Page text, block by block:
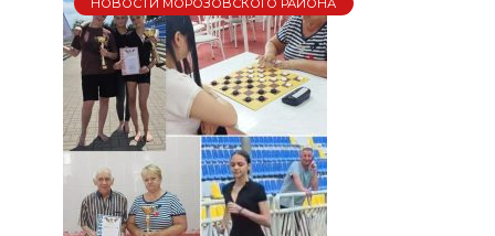
НОВОСТИ МОРОЗОВСКОГО РАЙОНА